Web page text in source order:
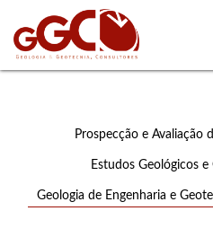
Prospecção e Avaliação
Estudos Geológicos
Geologia de Engenharia e